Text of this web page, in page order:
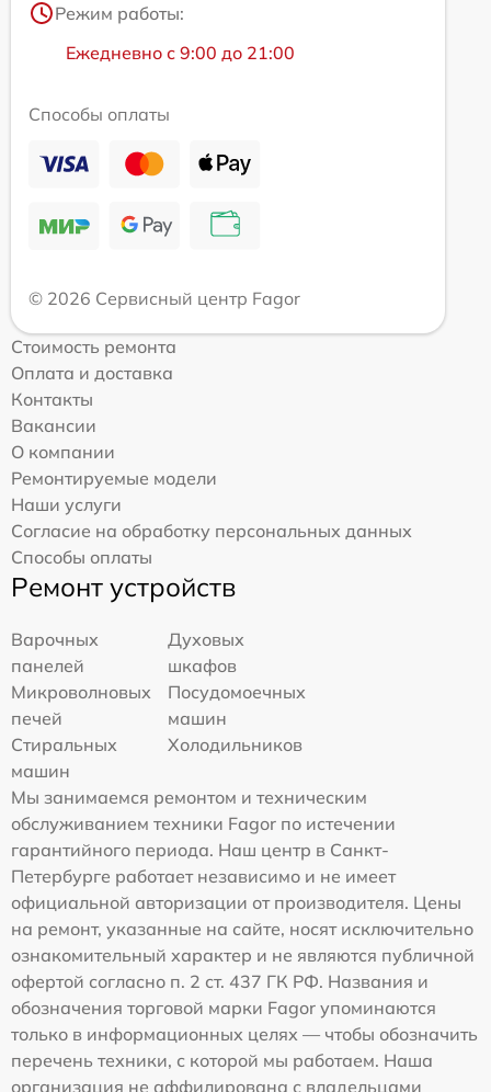
Режим работы:
Ежедневно с 9:00 до 21:00
Способы оплаты
© 2026 Сервисный центр Fagor
Стоимость ремонта
Оплата и доставка
Контакты
Вакансии
О компании
Ремонтируемые модели
Наши услуги
Согласие на обработку персональных данных
Способы оплаты
Ремонт устройств
Варочных
панелей
Духовых
шкафов
Микроволновых
печей
Посудомоечных
машин
Стиральных
машин
Холодильников
Мы занимаемся ремонтом и техническим
обслуживанием техники Fagor по истечении
гарантийного периода. Наш центр в Санкт-
Петербурге работает независимо и не имеет
официальной авторизации от производителя. Цены
на ремонт, указанные на сайте, носят исключительно
ознакомительный характер и не являются публичной
офертой согласно п. 2 ст. 437 ГК РФ. Названия и
обозначения торговой марки Fagor упоминаются
только в информационных целях — чтобы обозначить
перечень техники, с которой мы работаем. Наша
организация не аффилирована с владельцами